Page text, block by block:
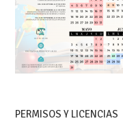
PERMISOS Y LICENCIAS